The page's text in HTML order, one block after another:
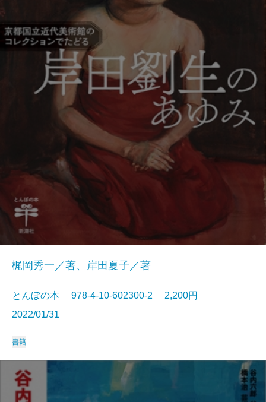
梶岡秀一／著、岸田夏子／著
とんぼの本 978-4-10-602300-2 2,200円
2022/01/31
書籍